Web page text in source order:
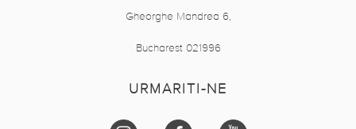
Gheorghe Mandrea 6,
Bucharest 021996
URMARITI-NE